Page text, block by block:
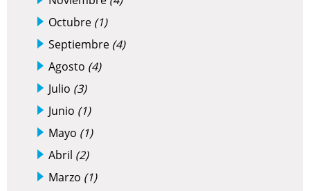
Octubre (1)
Septiembre (4)
Agosto (4)
Julio (3)
Junio (1)
Mayo (1)
Abril (2)
Marzo (1)